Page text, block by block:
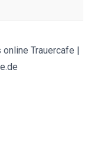
Trauercafe |